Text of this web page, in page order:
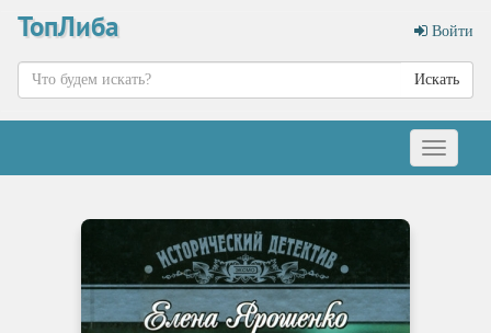
ТопЛиба Войти
Искать
Меню